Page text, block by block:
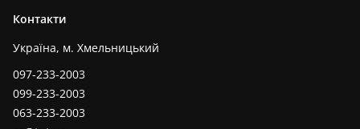
Контакти
Україна, м. Хмельницький
097-233-2003
099-233-2003
063-233-2003